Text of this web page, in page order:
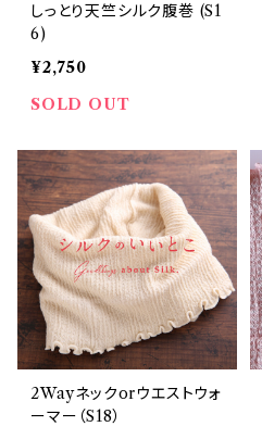
しっとり天竺シルク腹巻 (S1
6)
¥2,750
SOLD OUT
2Wayネックorウエストウォ
ーマー（S18）